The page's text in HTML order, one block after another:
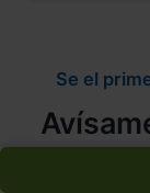
Se el
Te